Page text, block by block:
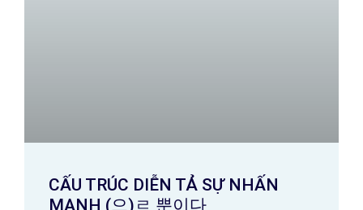
CẤU TRÚC DIỄN TẢ SỰ NHẤN
MẠNH (으)ㄹ 뿐이다